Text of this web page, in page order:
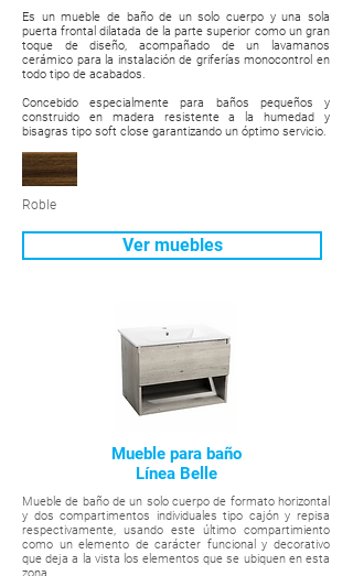
Es un mueble de baño de un solo cuerpo y una sola
puerta frontal dilatada de la parte superior como un gran
toque de diseño, acompañado de un lavamanos
cerámico para la instalación de griferías monocontrol en
todo tipo de acabados.
Concebido especialmente para baños pequeños y
construido en madera resistente a la humedad y
bisagras tipo soft close garantizando un óptimo servicio.
Roble
Ver muebles
Mueble para baño
Línea Belle
Mueble de baño de un solo cuerpo de formato horizontal
y dos compartimentos individuales tipo cajón y repisa
respectivamente, usando este último compartimiento
como un elemento de carácter funcional y decorativo
que deja a la vista los elementos que se ubiquen en esta
zona.